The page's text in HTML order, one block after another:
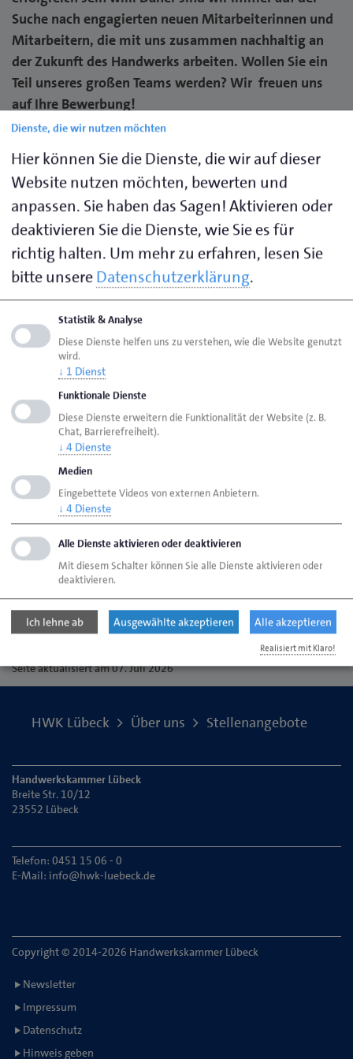
Suche nach engagierten neuen Mitarbeiterinnen und
Mitarbeitern, die mit uns zusammen nachhaltig an
der Zukunft des Handwerks arbeiten. Wollen Sie ein
Teil unseres großen Teams werden? Wir freuen uns
auf Ihre Bewerbung!
Urte Kormann
Abteilungsleiterin Personal
Telefon 0451 1506-122
ukormann@hwk-luebeck.de
Aktuelle Stellenangebote
Auszubildende
Honorardozenten
Praktikanten
Hinweise zum Bewerbungsverfahren
Unsere Benefits
Seite empfehlen
Seite drucken
Seiteaktualisiert am 07. Juli 2026
HWK Lübeck Über uns Stellenangebote
Handwerkskammer Lübeck
Breite Str. 10/12
23552 Lübeck
Telefon: 0451 15 06 - 0
E-Mail: info@hwk-luebeck.de
Copyright © 2014-2026 Handwerkskammer Lübeck
Newsletter
Impressum
Datenschutz
Hinweis geben
Dienste, die wir nutzen möchten
Hier können Sie die Dienste, die wir auf dieser
Website nutzen möchten, bewerten und
anpassen. Sie haben das Sagen! Aktivieren oder
deaktivieren Sie die Dienste, wie Sie es für
richtig halten. Um mehr zu erfahren, lesen Sie
bitte unsereDatenschutzerklärung.
Statistik & Analyse
Diese Dienste helfen uns zu verstehen, wie die Website genutzt
wird.
↓ 1 Dienst
Funktionale Dienste
Diese Dienste erweitern die Funktionalität der Website (z. B.
Chat, Barrierefreiheit).
↓ 4 Dienste
Medien
Eingebettete Videos von externen Anbietern.
↓ 4 Dienste
Alle Dienste aktivieren oder deaktivieren
Mit diesem Schalter können Sie alle Dienste aktivieren oder
deaktivieren.
Ich lehne ab Ausgewählte akzeptieren Alle akzeptieren
Realisiert mit Klaro!